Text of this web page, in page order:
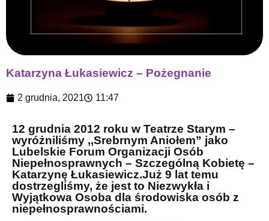
Katarzyna Łukasiewicz – Pożegnanie
2 grudnia, 2021 11:47
12 grudnia 2012 roku w Teatrze Starym –
wyróżniliśmy ,,Srebrnym Aniołem” jako
Lubelskie Forum Organizacji Osób
Niepełnosprawnych – Szczególną Kobietę –
Katarzynę Łukasiewicz.Już 9 lat temu
dostrzegliśmy, że jest to Niezwykła i
Wyjątkowa Osoba dla środowiska osób z
niepełnosprawnościami.